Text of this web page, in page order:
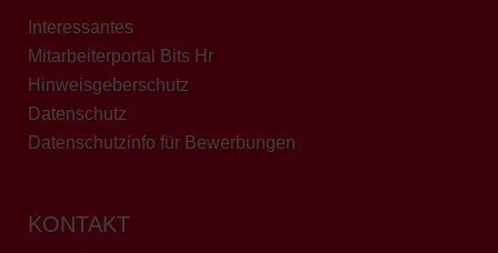
Interessantes
Mitarbeiterportal Bits Hr
Hinweisgeberschutz
Datenschutz
Datenschutzinfo für Bewerbungen
KONTAKT